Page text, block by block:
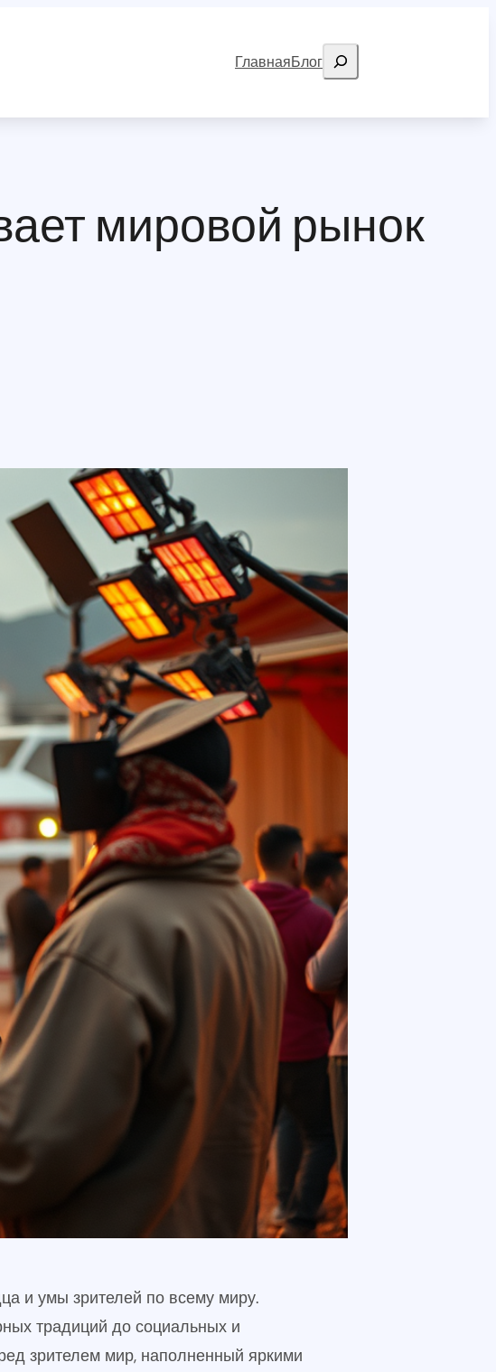
ГлавнаяБлогSearch
мировой рынок
и умы зрителей по всему миру.
традиций до социальных и
зрителем мир, наполненный яркими